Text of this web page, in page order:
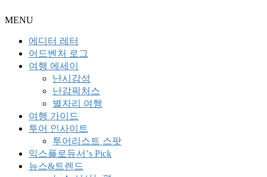
MENU
에디터 레터
어드벤처 로그
여행 에세이
난시감성
난감픽처스
별자리 여행
여행 가이드
투어 인사이트
투어리스트 스팟
익스플로듀서’s Pick
뉴스&트렌드